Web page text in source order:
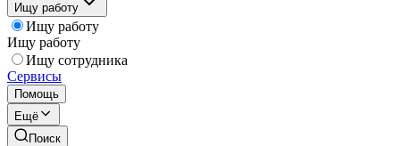
Ищу работу
Ищу работу
Ищу работу
Ищу сотрудника
Сервисы
Помощь
Ещё
Поиск